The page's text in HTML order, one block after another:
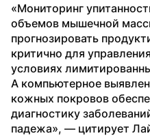
«Мониторинг
объемов мышечной
прогнозировать
критично для
условиях
А компьютерное
кожных покровов
диагностику
падежа», — цитирует